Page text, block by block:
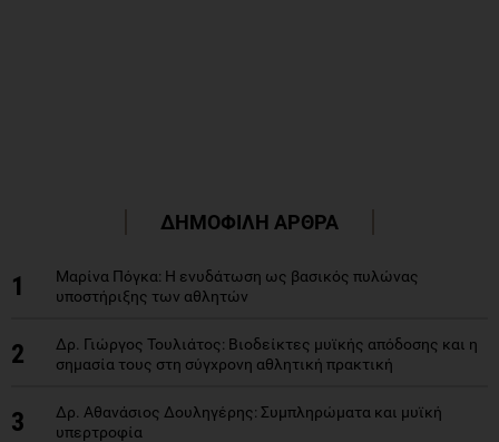
ΔΗΜΟΦΙΛΗ ΑΡΘΡΑ
1
Μαρίνα Πόγκα: Η ενυδάτωση ως βασικός πυλώνας
υποστήριξης των αθλητών
2
Δρ. Γιώργος Τουλιάτος: Βιοδείκτες μυϊκής απόδοσης και η
σημασία τους στη σύγχρονη αθλητική πρακτική
3
Δρ. Αθανάσιος Δουληγέρης: Συμπληρώματα και μυϊκή
υπερτροφία